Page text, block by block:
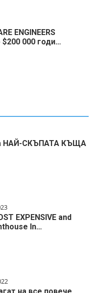
ENGINEERS
000 годи…
НАЙ-СКЪПАТА КЪЩА
EXPENSIVE and
In…